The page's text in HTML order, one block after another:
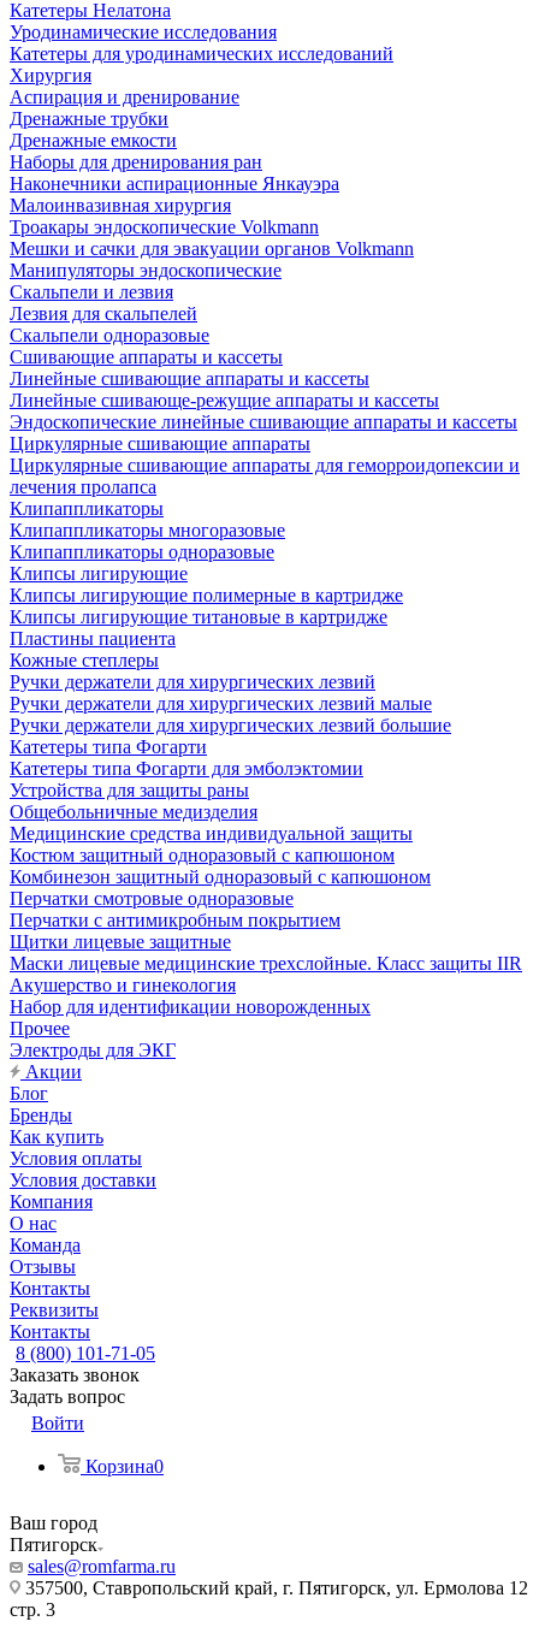
Катетеры Нелатона
Уродинамические исследования
Катетеры для уродинамических исследований
Хирургия
Аспирация и дренирование
Дренажные трубки
Дренажные емкости
Наборы для дренирования ран
Наконечники аспирационные Янкауэра
Малоинвазивная хирургия
Троакары эндоскопические Volkmann
Мешки и сачки для эвакуации органов Volkmann
Манипуляторы эндоскопические
Скальпели и лезвия
Лезвия для скальпелей
Скальпели одноразовые
Сшивающие аппараты и кассеты
Линейные сшивающие аппараты и кассеты
Линейные сшивающе-режущие аппараты и кассеты
Эндоскопические линейные сшивающие аппараты и кассеты
Циркулярные сшивающие аппараты
Циркулярные сшивающие аппараты для геморроидопексии и
лечения пролапса
Клипаппликаторы
Клипаппликаторы многоразовые
Клипаппликаторы одноразовые
Клипсы лигирующие
Клипсы лигирующие полимерные в картридже
Клипсы лигирующие титановые в картридже
Пластины пациента
Кожные степлеры
Ручки держатели для хирургических лезвий
Ручки держатели для хирургических лезвий малые
Ручки держатели для хирургических лезвий большие
Катетеры типа Фогарти
Катетеры типа Фогарти для эмболэктомии
Устройства для защиты раны
Общебольничные медизделия
Медицинские средства индивидуальной защиты
Костюм защитный одноразовый с капюшоном
Комбинезон защитный одноразовый с капюшоном
Перчатки смотровые одноразовые
Перчатки с антимикробным покрытием
Щитки лицевые защитные
Маски лицевые медицинские трехслойные. Класс защиты IIR
Акушерство и гинекология
Набор для идентификации новорожденных
Прочее
Электроды для ЭКГ
Акции
Блог
Бренды
Как купить
Условия оплаты
Условия доставки
Компания
О нас
Команда
Отзывы
Контакты
Реквизиты
Контакты
8 (800) 101-71-05
Заказать звонок
Задать вопрос
Войти
Корзина0
Ваш город
Пятигорск
sales@romfarma.ru
357500, Ставропольский край, г. Пятигорск, ул. Ермолова 12
стр. 3